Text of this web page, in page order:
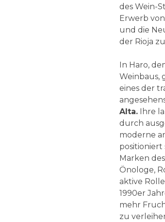
des Wein-
Erwerb
und die
der Rioja
In Haro,
Weinbaus,
eines der
Alta.Ihre
durch
moderne
Marken
Önologe,
aktive
1990er
mehr
zu